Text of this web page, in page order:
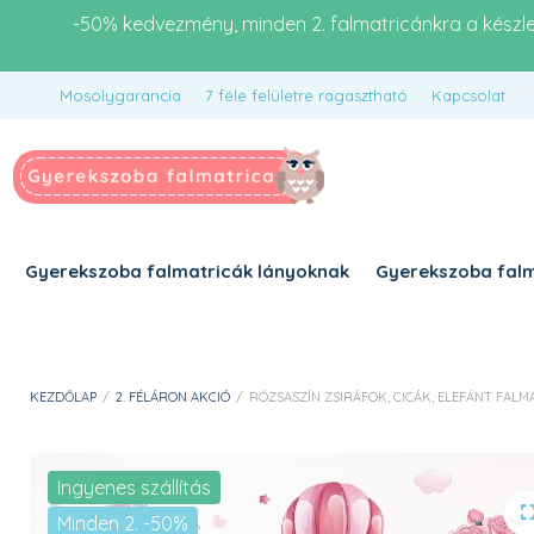
-50% kedvezmény, minden 2. falmatricánkra a
Mosolygarancia 7 féle felületre ragasztható Kapcsolat
Gyerekszoba falmatricák lányoknak Gyerekszoba
KEZDŐLAP / 2. FÉLÁRON AKCIÓ / RÓZSASZÍN ZSIRÁFOK, CICÁK, ELEFÁNT
Minden 2. -50%
Ingyenes szállítás